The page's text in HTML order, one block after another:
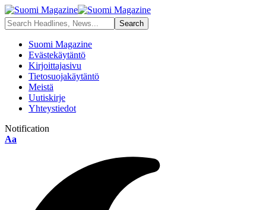
Suomi Magazine
Evästekäytäntö
Kirjoittajasivu
Tietosuojakäytäntö
Meistä
Uutiskirje
Yhteystiedot
Notification
Aa